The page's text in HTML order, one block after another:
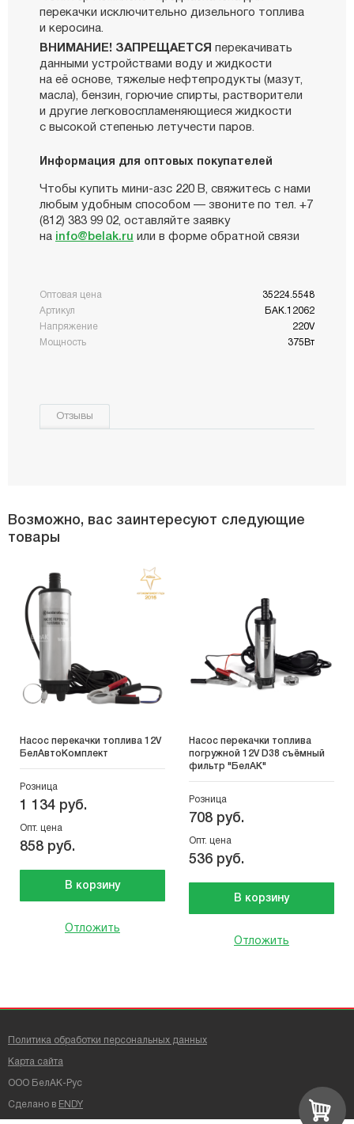
перекачки исключительно дизельного топлива
и керосина.
ВНИМАНИЕ! ЗАПРЕЩАЕТСЯ перекачивать
данными устройствами воду и жидкости
на её основе, тяжелые нефтепродукты (мазут,
масла), бензин, горючие спирты, растворители
и другие легковоспламеняющиеся жидкости
с высокой степенью летучести паров.
Информация для оптовых покупателей
Чтобы купить мини-азс 220 В, свяжитесь с нами
любым удобным способом — звоните по тел. +7
(812) 383 99 02, оставляйте заявку
на info@belak.ru или в форме обратной связи
Оптовая цена
35224.5548
Артикул
БАК.12062
Напряжение
220V
Мощность
375Вт
Отзывы
Возможно, вас заинтересуют следующие
товары
Насос перекачки топлива 12V
БелАвтоКомплект
Розница
1 134 руб.
Опт. цена
858 руб.
В корзину
Отложить
Насос перекачки топлива
погружной 12V D38 съёмный
фильтр "БелАК"
Розница
708 руб.
Опт. цена
536 руб.
В корзину
Отложить
ООО БелАК-Рус
Политика обработки персональных данных
Карта сайта
Сделано в ENDY